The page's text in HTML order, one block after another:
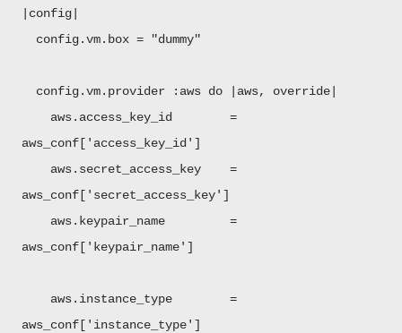
|config|
config.vm.box = "dummy"
config.vm.provider :aws do |aws, override|
aws.access_key_id =
aws_conf['access_key_id']
aws.secret_access_key =
aws_conf['secret_access_key']
aws.keypair_name =
aws_conf['keypair_name']
aws.instance_type =
aws_conf['instance_type']